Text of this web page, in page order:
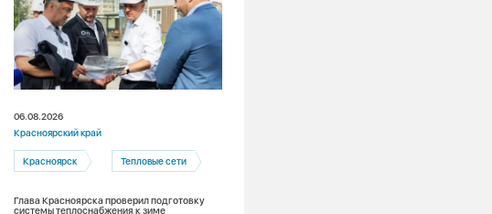
06.08.2026
Красноярский край
Красноярск Тепловые сети
Глава Красноярска проверил подготовку
системы теплоснабжения к зиме